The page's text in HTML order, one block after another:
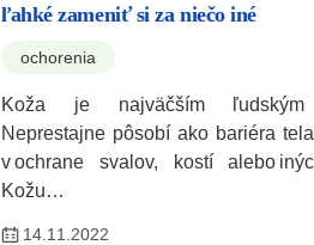
ľahké zameniť si za niečo iné
ochorenia
Koža je najväčším ľudským
Neprestajne pôsobí ako bariéra
v ochrane svalov, kostí alebo
Kožu…
14.11.2022